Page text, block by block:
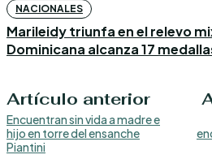
NACIONALES
Marileidy triunfa en el relevo
Dominicana alcanza 17
Artículo anterior
Encuentran sin vida a madre e
hijo en torre del ensanche
Piantini